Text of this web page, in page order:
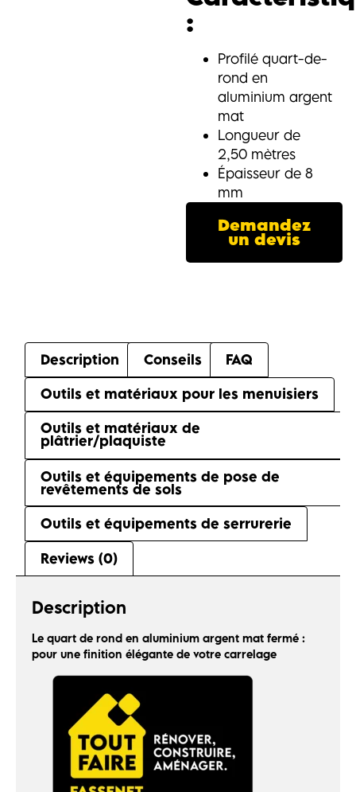
:
Profilé quart-de-
rond en
aluminium argent
mat
Longueur de
2,50 mètres
Épaisseur de 8
mm
Demandez
un devis
Description Conseils
FAQ
Outils et matériaux pour les menuisiers
Outils et matériaux de
plâtrier/plaquiste
Outils et équipements de pose de
revêtements de sols
Outils et équipements de serrurerie
Reviews (0)
Description
Le quart de rond en aluminium argent mat fermé :
pour une finition élégante de votre carrelage